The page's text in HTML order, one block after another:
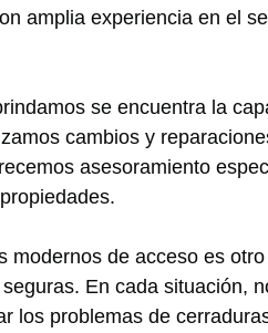
amplia experiencia en el
se encuentra la
cambios y
asesoramiento
modernos de acceso es
En cada situación,
los problemas de